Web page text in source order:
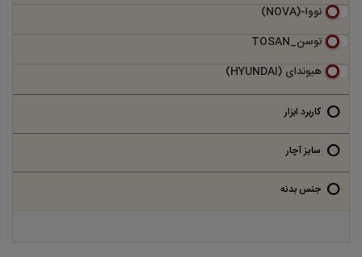
نووا-(NOVA)
توسن_TOSAN
هیوندای (HYUNDAI)
کاربرد ابزار
خانگی
عمومی صنعتی
سایز آچار
جنس بدنه